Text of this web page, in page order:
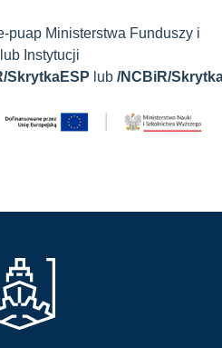
puap Ministerstwa Funduszy i
Instytucji
SkrytkaESP lub /NCBiR/